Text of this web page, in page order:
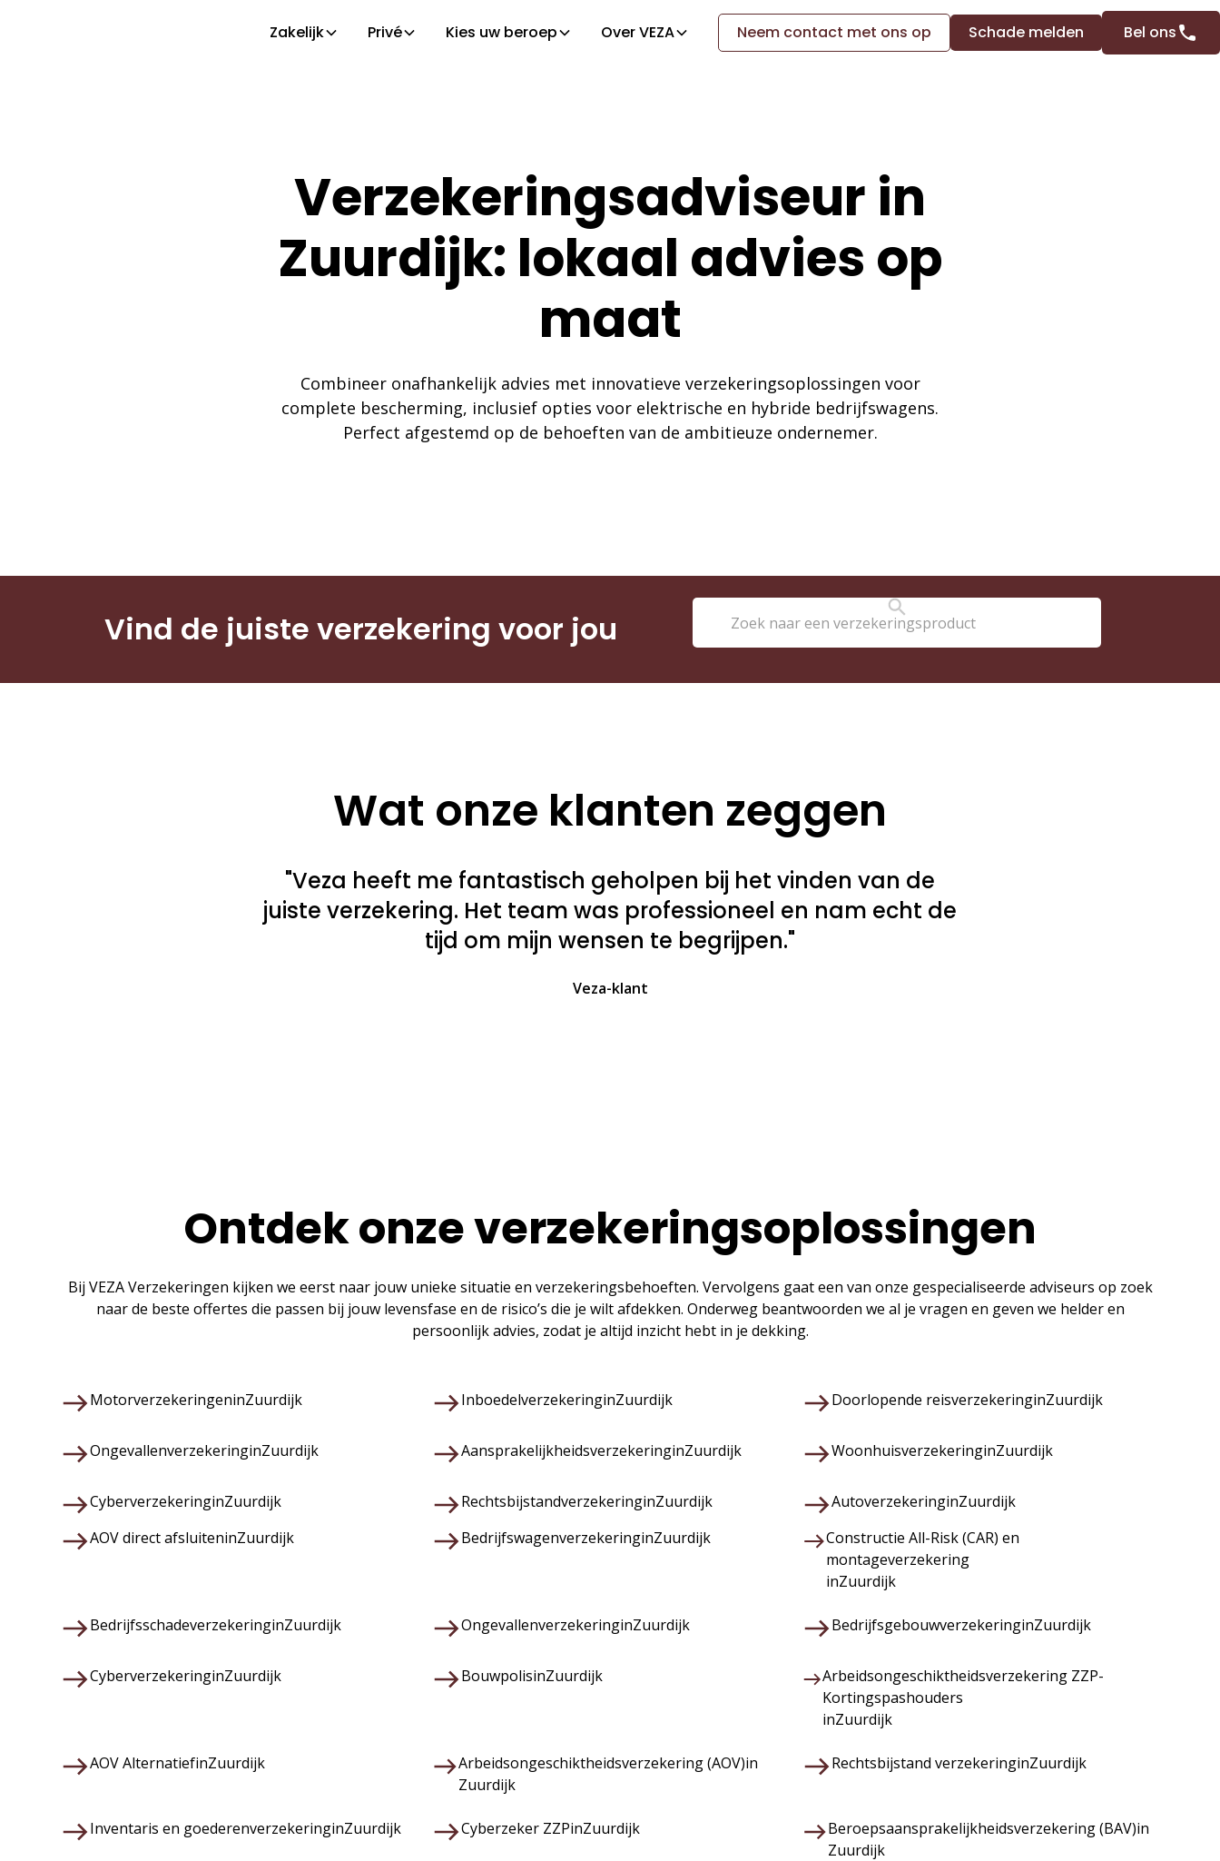
Zakelijk Privé Kies uw beroep Over VEZA Neem contact met ons op Schade melden Bel ons
Verzekeringsadviseur in
Zuurdijk: lokaal advies op
maat
Combineer onafhankelijk advies met innovatieve verzekeringsoplossingen voor
complete bescherming, inclusief opties voor elektrische en hybride bedrijfswagens.
Perfect afgestemd op de behoeften van de ambitieuze ondernemer.
Vind de juiste verzekering voor jou
Wat onze klanten zeggen
"Veza heeft me fantastisch geholpen bij het vinden van de
juiste verzekering. Het team was professioneel en nam echt de
tijd om mijn wensen te begrijpen."
Veza-klant
Ontdek onze verzekeringsoplossingen
Bij VEZA Verzekeringen kijken we eerst naar jouw unieke situatie en verzekeringsbehoeften. Vervolgens gaat een van onze gespecialiseerde adviseurs op zoek
naar de beste offertes die passen bij jouw levensfase en de risico’s die je wilt afdekken. Onderweg beantwoorden we al je vragen en geven we helder en
persoonlijk advies, zodat je altijd inzicht hebt in je dekking.
MotorverzekeringeninZuurdijk InboedelverzekeringinZuurdijk Doorlopende reisverzekeringinZuurdijk
OngevallenverzekeringinZuurdijk AansprakelijkheidsverzekeringinZuurdijk WoonhuisverzekeringinZuurdijk
CyberverzekeringinZuurdijk RechtsbijstandverzekeringinZuurdijk AutoverzekeringinZuurdijk
AOV direct afsluiteninZuurdijk BedrijfswagenverzekeringinZuurdijk
Constructie All-Risk (CAR) en
montageverzekering
inZuurdijk
BedrijfsschadeverzekeringinZuurdijk OngevallenverzekeringinZuurdijk BedrijfsgebouwverzekeringinZuurdijk
CyberverzekeringinZuurdijk BouwpolisinZuurdijk
Arbeidsongeschiktheidsverzekering ZZP-
Kortingspashouders
inZuurdijk
AOV AlternatiefinZuurdijk Arbeidsongeschiktheidsverzekering (AOV)in
Zuurdijk
Rechtsbijstand verzekeringinZuurdijk
Inventaris en goederenverzekeringinZuurdijk Cyberzeker ZZPinZuurdijk Beroepsaansprakelijkheidsverzekering (BAV)in
Zuurdijk